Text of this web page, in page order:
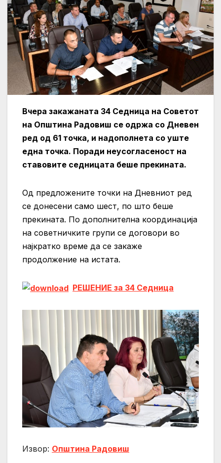
Вчера закажаната 34 Седница на Советот
на Општина Радовиш се одржа со Дневен
ред од 61 точка, и надополнета со уште
една точка. Поради неусогласеност на
ставовите седницата беше прекината.
Од предложените точки на Дневниот ред
се донесени само шест, по што беше
прекината. По дополнителна координација
на советничките групи се договори во
најкратко време да се закаже
продолжение на истата.
РЕШЕНИЕ за 34 Седница
Извор: Општина Радовиш